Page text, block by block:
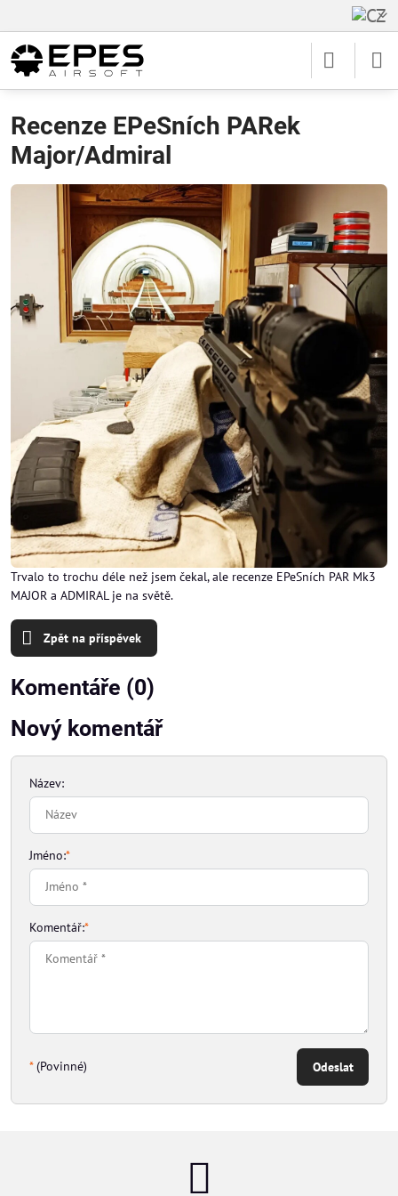
Recenze EPeSních PARek
Major/Admiral
Trvalo to trochu déle než jsem čekal, ale recenze EPeSních PAR Mk3
MAJOR a ADMIRAL je na světě.
Zpět na příspěvek
Komentáře (0)
Nový komentář
Název:
Jméno:*
Komentář:*
*(Povinné) Odeslat